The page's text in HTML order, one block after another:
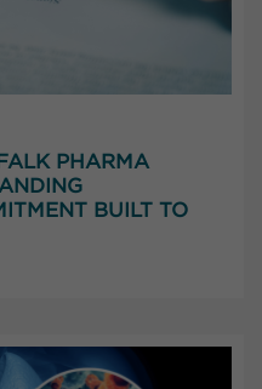
PHARMA
BUILT TO